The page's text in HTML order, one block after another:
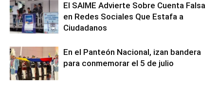
El SAIME Advierte Sobre Cuenta Falsa
en Redes Sociales Que Estafa a
Ciudadanos
En el Panteón Nacional, izan bandera
para conmemorar el 5 de julio